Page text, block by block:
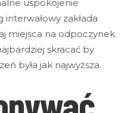
uspokojenie
zakłada
miejsca na odpoczynek.
skracać by
była jak najwyższa.